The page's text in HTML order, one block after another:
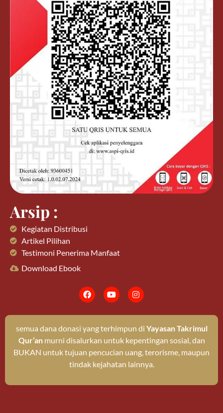
Arsip :
Kegiatan Distribusi
Artikel Pilihan
Testimoni Penerima Manfaat
Download Ebook
semua dana donasi yang terhimpun di Yayasan Takrimul
Qur’anmurni disalurkan untuk kepentingan sosial, dan
BUKAN untuk tujuan pencucian uang, terorisme, maupun
tindak kejahatan lainnya.